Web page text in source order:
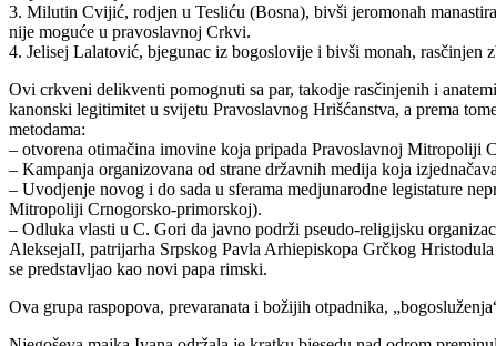
3. Milutin Cvijić, rodjen u Tesliću (Bosna), bivši jeromonah
nije moguće u pravoslavnoj Crkvi.
4. Jelisej Lalatović, bjegunac iz bogoslovije i bivši monah,
Ovi crkveni delikventi pomognuti sa par, takodje rasčinjenih i
kanonski legitimitet u svijetu Pravoslavnog Hrišćanstva, a prema
metodama:
– otvorena otimačina imovine koja pripada Pravoslavnoj Mitropoliji
– Kampanja organizovana od strane državnih medija koja
– Uvodjenje novog i do sada u sferama medjunarodne legistature
Mitropoliji Crnogorsko-primorskoj).
– Odluka vlasti u C. Gori da javno podrži pseudo-religijsku
AleksejaII, patrijarha Srpskog Pavla Arhiepiskopa Grčkog
se predstavljao kao novi papa rimski.
Ova grupa raspopova, prevaranata i božijih otpadnika,